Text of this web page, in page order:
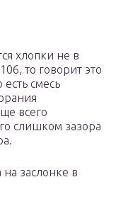
хлопки не в
то говорит это
смесь
всего
слишком зазора
заслонке в